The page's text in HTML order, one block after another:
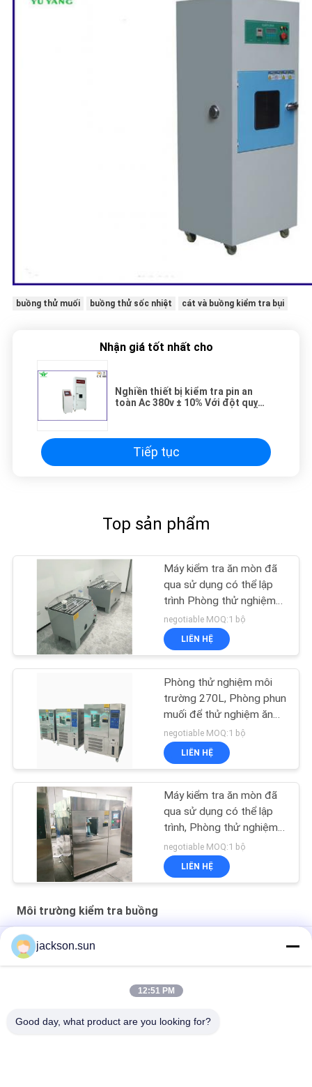
buồng thử muối buồng thử sốc nhiệt cát và buồng kiểm tra bụi
Nhận giá tốt nhất cho
Nghiền thiết bị kiểm tra pin an
toàn Ac 380v ± 10% Với đột quỵ
Tiếp tục
Top sản phẩm
Máy kiểm tra ăn mòn đã
qua sử dụng có thể lập
trình Phòng thử nghiệm
phun muối
negotiable MOQ:1 bộ
LIÊN HỆ
Phòng thử nghiệm môi
trường 270L, Phòng phun
muối để thử nghiệm ăn
mòn
negotiable MOQ:1 bộ
LIÊN HỆ
Máy kiểm tra ăn mòn đã
qua sử dụng có thể lập
trình, Phòng thử nghiệm
phun muối AC220V
negotiable MOQ:1 bộ
LIÊN HỆ
Môi trường kiểm tra buồng
Nước - Phòng thí nghiệm môi trường 50HZ làm mát bằng khí
hậu jackson.sun
12:51 PM
Good day, what product are you looking for?